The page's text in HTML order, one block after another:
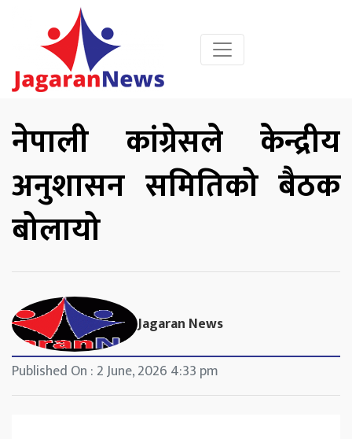
नेपाली कांग्रेसले केन्द्रीय
अनुशासन समितिको बैठक
बोलायो
Jagaran News
Published On : 2 June, 2026 4:33 pm